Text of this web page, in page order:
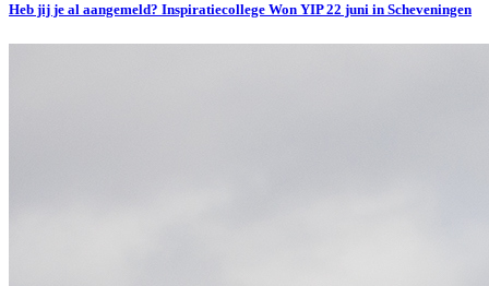
Heb jij je al aangemeld? Inspiratiecollege Won YIP 22 juni in Scheveningen